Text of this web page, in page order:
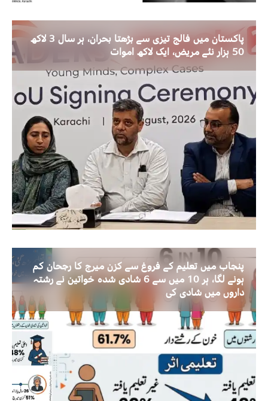
پاکستان میں فالج تیزی سے بڑھتا بحران، ہر سال 3 لاکھ
50 ہزار نئے مریض، ایک لاکھ اموات
پنجاب میں تعلیم کے فروغ سے کزن میرج کا رجحان کم
ہونے لگا، ہر 10 میں سے 6 شادی شدہ خواتین نے رشتہ
داروں میں شادی کی